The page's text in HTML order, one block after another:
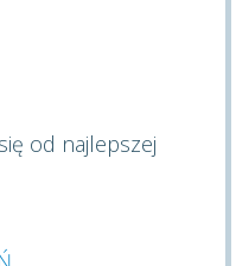
od najlepszej